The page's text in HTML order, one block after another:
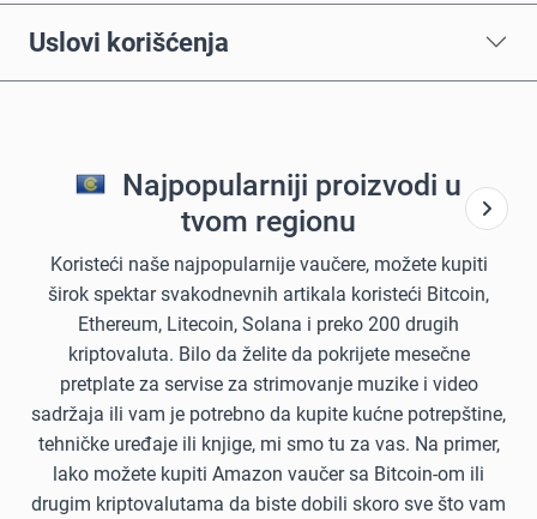
Uslovi korišćenja
Najpopularniji proizvodi u
tvom regionu
Koristeći naše najpopularnije vaučere, možete kupiti
širok spektar svakodnevnih artikala koristeći Bitcoin,
Ethereum, Litecoin, Solana i preko 200 drugih
kriptovaluta. Bilo da želite da pokrijete mesečne
pretplate za servise za strimovanje muzike i video
sadržaja ili vam je potrebno da kupite kućne potrepštine,
tehničke uređaje ili knjige, mi smo tu za vas. Na primer,
lako možete kupiti Amazon vaučer sa Bitcoin-om ili
drugim kriptovalutama da biste dobili skoro sve što vam